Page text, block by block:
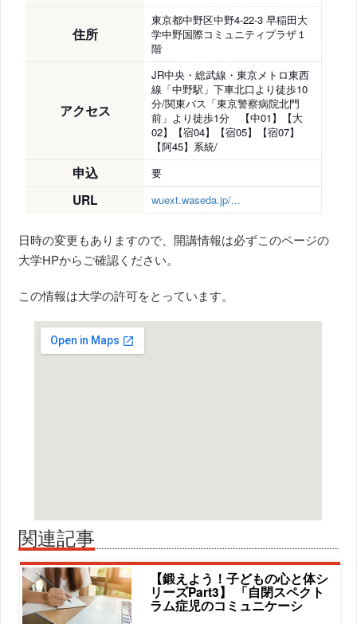
住所
東京都中野区中野4-22-3 早稲田大
学中野国際コミュニティプラザ１
階
アクセス
JR中央・総武線・東京メトロ東西
線「中野駅」下車北口より徒歩10
分/関東バス「東京警察病院北門
前」より徒歩1分 【中01】【大
02】【宿04】【宿05】【宿07】
【阿45】系統/
申込 要
URL wuext.waseda.jp/...
日時の変更もありますので、開講情報は必ずこのページの
大学HPからご確認ください。
この情報は大学の許可をとっています。
関連記事
【鍛えよう！子どもの心と体シ
リーズPart3】 「自閉スペクト
ラム症児のコミュニケーシ